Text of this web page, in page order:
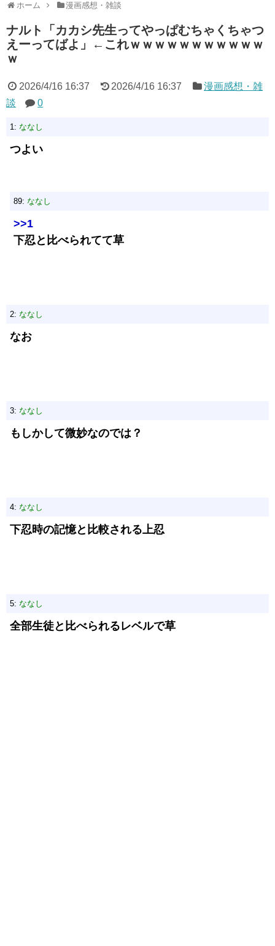
ホーム 漫画感想・雑談
ナルト「カカシ先生ってやっぱむちゃくちゃつ
えーってばよ」←これｗｗｗｗｗｗｗｗｗｗｗ
ｗ
2026/4/16 16:37 2026/4/16 16:37
漫画感想・雑
談
0
1: ななし
つよい
89: ななし
>>1
下忍と比べられてて草
2: ななし
なお
3: ななし
もしかして微妙なのでは？
4: ななし
下忍時の記憶と比較される上忍
5: ななし
全部生徒と比べられるレベルで草